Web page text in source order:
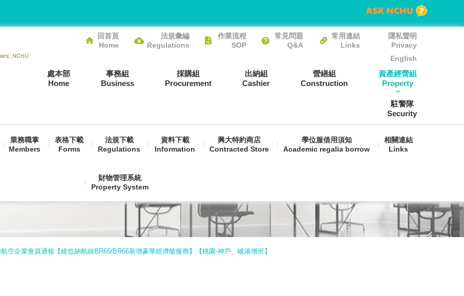
回首頁
Home
法規彙編
Regulations
作業流程
SOP
常見問題
Q&A
常用連結
Links
隱私聲明
Privacy
English
處本部
Home
事務組
Business
採購組
Procurement
出納組
Cashier
營繕組
Construction
資產經營組
Property
業務職掌
Members
表格下載
Forms
法規下載
Regulations
資料下載
Information
興大特約商店
Contracted Store
學位服借用須知
Academic regalia borrow
相關連結
Links
財物管理系統
Property System
駐警隊
Security
航空企業會員通報【維也納航線BR65/BR66新增豪華經濟艙服務】【桃園-神戶、峴港增班】